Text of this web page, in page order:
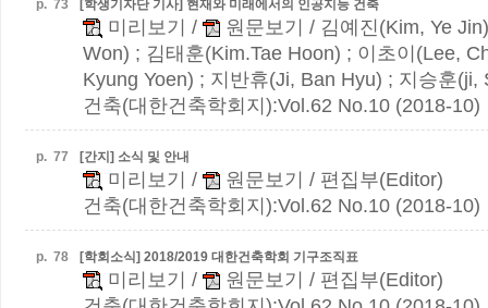
p. 73 [학생기자단 기사] 현재와 미래에서의 인공지능 건축
미리보기 / 원문보기
/ 김예진(Kim, Ye
Won) ; 김태훈(Kim.Tae Hoon) ; 이초이(Lee,
Kyung Yoen) ; 지반휴(Ji, Ban Hyu) ; 지승훈(ji,
건축(대한건축학회지):Vol.62 No.10 (2018-10)
p. 77 [간지] 소식 및 안내
미리보기 / 원문보기
/ 편집부(Editor)
건축(대한건축학회지):Vol.62 No.10 (2018-10)
p. 78 [학회소식] 2018/2019 대한건축학회 기구조직표
미리보기 / 원문보기
/ 편집부(Editor)